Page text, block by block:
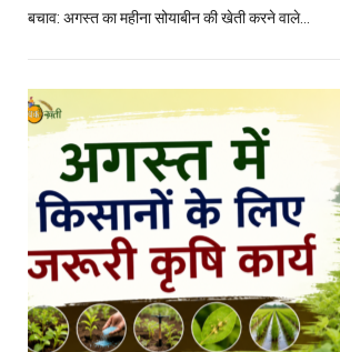
बचाव: अगस्त का महीना सोयाबीन की खेती करने वाले…